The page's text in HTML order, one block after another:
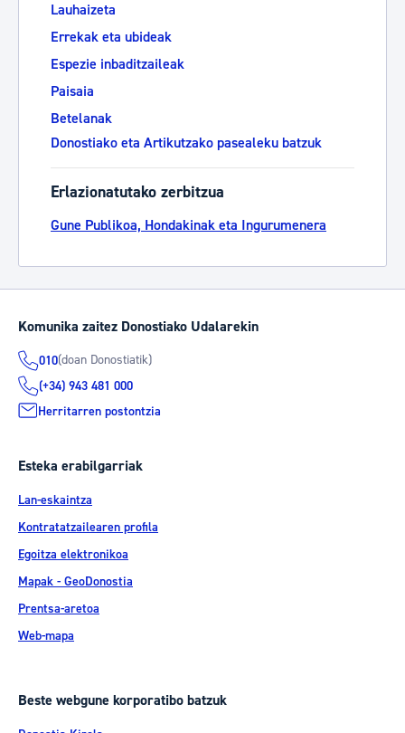
Lauhaizeta
Errekak eta ubideak
Espezie inbaditzaileak
Paisaia
Betelanak
Donostiako eta Artikutzako pasealeku batzuk
Erlazionatutako zerbitzua
Gune Publikoa, Hondakinak eta Ingurumenera
Komunika zaitez Donostiako Udalarekin
010(doan Donostiatik)
(+34) 943 481 000
Herritarren postontzia
Esteka erabilgarriak
Lan-eskaintza
Kontratatzailearen profila
Egoitza elektronikoa
Mapak - GeoDonostia
Prentsa-aretoa
Web-mapa
Beste webgune korporatibo batzuk